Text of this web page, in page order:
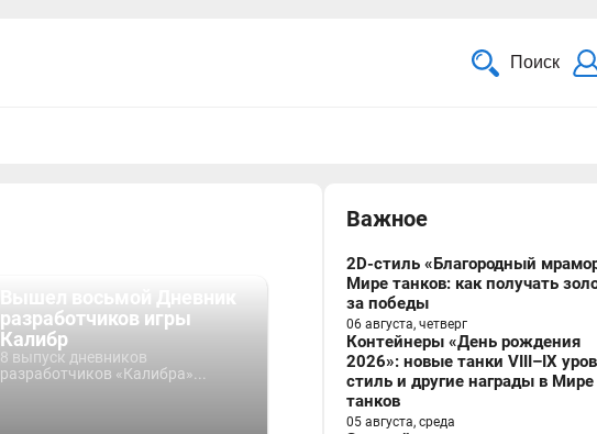
Поиск
разработчиков игры
Калибр
8 выпуск дневников
разработчиков «Калибра»...
Важное
2D-стиль «Благородный
Мире танков: как получать
за победы
06 августа, четверг
Контейнеры «День рождения
2026»: новые танки VIII–IX
стиль и другие награды в Мире
танков
05 августа, среда